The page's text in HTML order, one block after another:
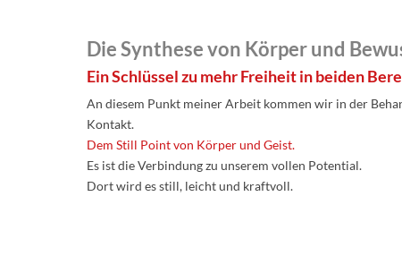
Die Synthese von Körper und
Ein Schlüssel zu mehr Freiheit in beiden
An diesem Punkt meiner Arbeit kommen wir in der
Kontakt.
Dem Still Point von Körper und Geist.
Es ist die Verbindung zu unserem vollen Potential.
Dort wird es still, leicht und kraftvoll.